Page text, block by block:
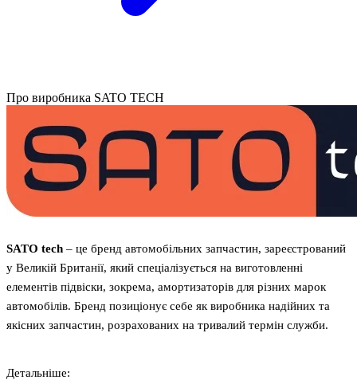
Про виробника SATO TECH
SATO tech – це бренд автомобільних запчастин, зареєстрований
у Великій Британії, який спеціалізується на виготовленні
елементів підвіски, зокрема, амортизаторів для різних марок
автомобілів. Бренд позиціонує себе як виробника надійних та
якісних запчастин, розрахованих на тривалий термін служби.
Детальніше: